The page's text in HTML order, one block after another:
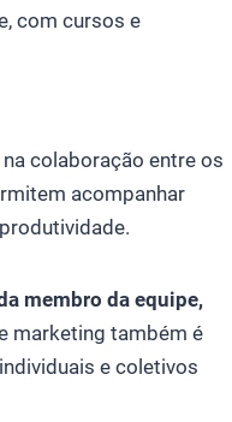
com cursos e
colaboração entre os
acompanhar
membro da equipe,
marketing também é
e coletivos